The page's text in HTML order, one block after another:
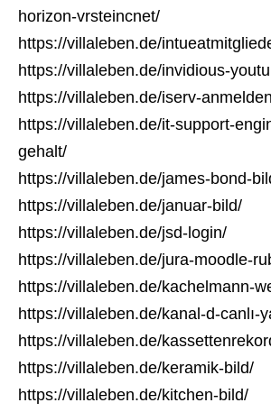
horizon-vrsteincnet/
https://villaleben.de/
https://villaleben.de/invidious-
https://villaleben.de/iserv-
https://villaleben.de/it-support-
gehalt/
https://villaleben.de/james-bond-
https://villaleben.de/januar-bild/
https://villaleben.de/jsd-login/
https://villaleben.de/jura-moodle-
https://villaleben.de/kachelmann-
https://villaleben.de/kanal-d-canlı-
https://villaleben.de/
https://villaleben.de/keramik-bild/
https://villaleben.de/kitchen-bild/